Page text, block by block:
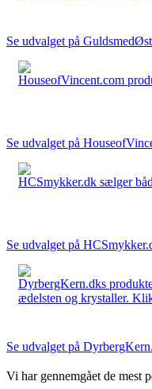
Se udvalget på
HouseofVincent.com
Se udvalget på
HCSmykker.dk sælger
Se udvalget på
DyrbergKern.dks
ædelsten og krystaller.
Se udvalget på
Vi har gennemgået de mest